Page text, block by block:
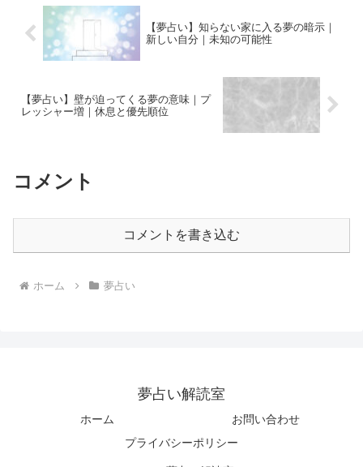
【夢占い】知らない家に入る夢の暗示｜
新しい自分｜未知の可能性
【夢占い】壁が迫ってくる夢の意味｜プ
レッシャー増｜休息と優先順位
コメント
コメントを書き込む
ホーム 夢占い
夢占い解読室
ホーム
お問い合わせ
プライバシーポリシー